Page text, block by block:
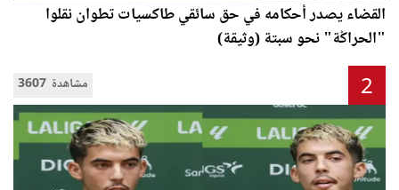
القضاء يصدر أحكامه في حق سائقي طاكسيات تطوان نقلوا
"الحراݣة" نحو سبتة (وثيقة)
3607 مشاهدة 2